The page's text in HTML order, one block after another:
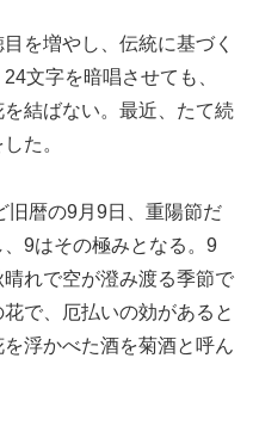
を増やし、伝統に基づく
文字を暗唱させても、
結ばない。最近、たて続
た。
旧暦の9月9日、重陽節だ
9はその極みとなる。9
れで空が澄み渡る季節で
で、厄払いの効があると
浮かべた酒を菊酒と呼ん